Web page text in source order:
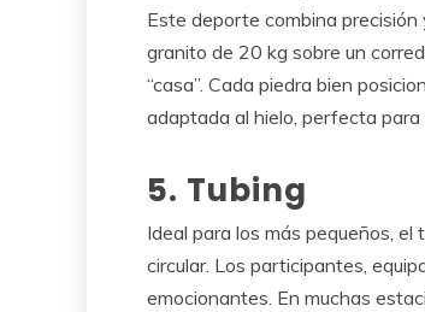
Este deporte combina
granito de 20 kg sobre un
“casa”. Cada piedra bien
adaptada al hielo, perfecta
5. Tubing
Ideal para los más pequeños,
circular. Los participantes,
emocionantes. En muchas